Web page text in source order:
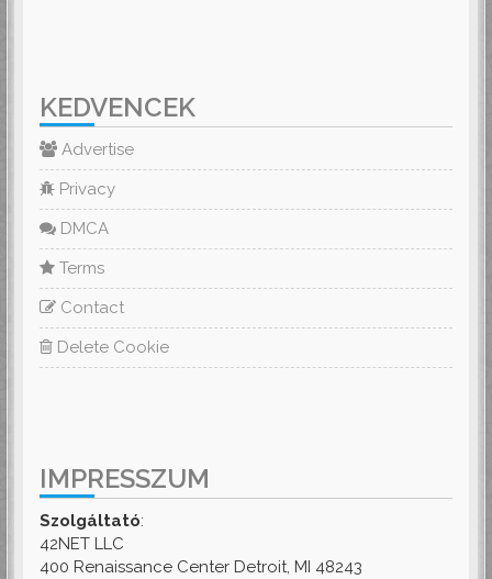
KEDVENCEK
Advertise
Privacy
DMCA
Terms
Contact
Delete Cookie
IMPRESSZUM
Szolgáltató:
42NET LLC
400 Renaissance Center Detroit, MI 48243